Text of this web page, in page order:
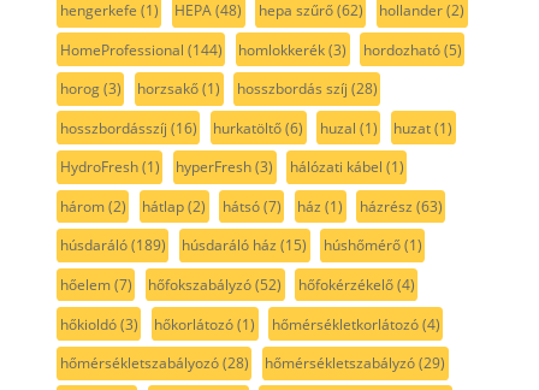
hengerkefe (1) HEPA(48) hepa szűrő(62) hollander(2)
HomeProfessional (144) homlokkerék(3) hordozható(5)
horog(3) horzsakő(1) hosszbordás szíj (28)
hosszbordásszíj (16) hurkatöltő(6) huzal (1) huzat(1)
HydroFresh(1) hyperFresh(3) hálózati kábel (1)
három(2) hátlap(2) hátsó(7) ház (1) házrész (63)
húsdaráló(189) húsdaráló ház (15) húshőmérő(1)
hőelem(7) hőfokszabályzó(52) hőfokérzékelő(4)
hőkioldó(3) hőkorlátozó(1) hőmérsékletkorlátozó(4)
hőmérsékletszabályozó(28) hőmérsékletszabályzó(29)